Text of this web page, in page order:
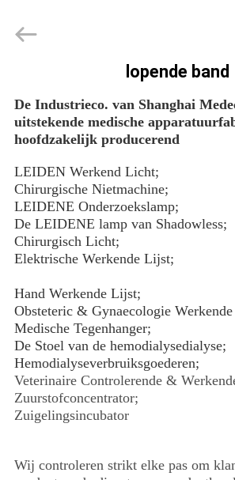
PRODUCTEN
ONGEVEER
ONS
FABRIEKSREIS
CONTACTEER
ONS
Rights
Reserved.
lopende band
De Industrieco. van Shanghai
uitstekende medische
hoofdzakelijk producerend
LEIDEN Werkend Licht;
Chirurgische Nietmachine;
LEIDENE Onderzoekslamp;
De LEIDENE lamp van Shadowless;
Chirurgisch Licht;
Elektrische Werkende Lijst;
Hand Werkende Lijst;
Obsteteric & Gynaecologie
Medische Tegenhanger;
De Stoel van de hemodialysedialyse;
Hemodialyseverbruiksgoederen;
Veterinaire Controlerende &
Zuurstofconcentrator;
Zuigelingsincubator
Wij controleren strikt elke pas om